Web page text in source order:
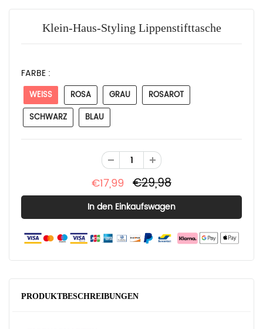
Klein-Haus-Styling Lippenstifttasche
FARBE :
WEISS ROSA GRAU
ROSAROT
SCHWARZ
BLAU
€17,99 €29,98
PRODUKTBESCHREIBUNGEN